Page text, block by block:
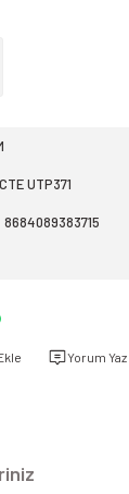
UTP371
8684089383715
Yorum Yaz